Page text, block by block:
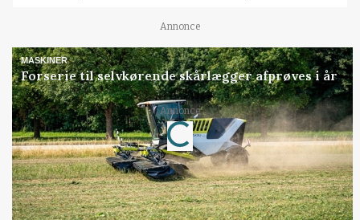
Annonce
MASKINER
Forserie til selvkørende skårlægger afprøves i år
Annonce
Loading...
Jobs